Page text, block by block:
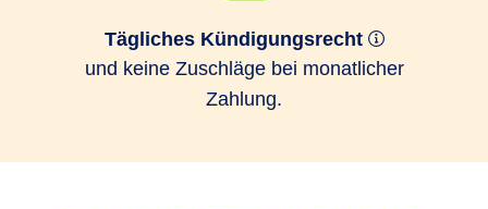
Tägliches Kündigungsrecht
und keine Zuschläge bei monatlicher
Zahlung.